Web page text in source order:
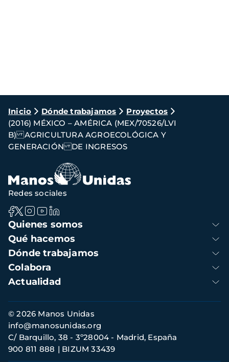
Ruta
de
navegación
Inicio Dónde trabajamos
Proyectos
(2016) MÉXICO – AMÉRICA (MEX/70526/LVI
B) AGRICULTURA AGROECOLÓGICA Y
GENERACIÓN DE INGRESOS
Navegación
principal
Quienes somos
Qué hacemos
Dónde trabajamos
Colabora
Actualidad
Redes sociales
Información
de
contacto
© 2026 Manos Unidas
C/ Barquillo, 38 - 3º28004 - Madrid, España
900 811 888
BIZUM 33439
info@manosunidas.org